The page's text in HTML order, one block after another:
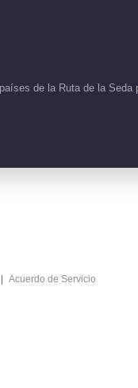
de la Ruta de la Seda
Acuerdo de Servicio